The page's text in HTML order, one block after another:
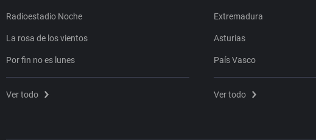
Radioestadio Noche
La rosa de los vientos
Por fin no es lunes
Ver todo
Extremadura
Asturias
País Vasco
Ver todo